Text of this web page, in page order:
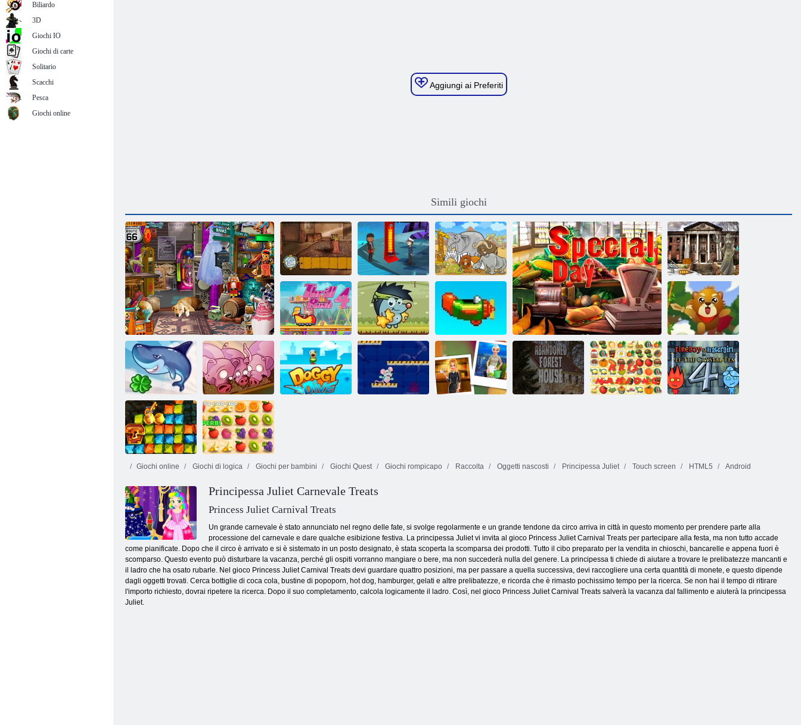
Aggiungi ai Preferiti
Simili giochi
Piccolo negozio di tesori
Gli Spiriti di
Kelley Famiglia
Bayou Isola
Trova 10
differenze
Università
abbandonata
HTML5 Escape
Thrill Rush 4 Mele Sboschik Ripetere Squirrel Eroe
Shark Volare
Run, Maiale,
Run
Caccia al tesoro
corsa all'oro
Dash Juicy
Giochi online Giochi di logica Giochi per bambini Giochi Quest Giochi rompicapo Raccolta Oggetti nascosti Principessa Juliet Touch screen HTML5 Android
Principessa Juliet Carnevale Treats
Princess Juliet Carnival Treats
Un grande carnevale è stato annunciato nel regno delle fate, si svolge regolarmente e un grande tendone da circo arriva in città in questo momento per prendere parte alla
processione del carnevale e dare qualche esibizione festiva. La principessa Juliet vi invita al gioco Princess Juliet Carnival Treats per partecipare alla festa, ma non tutto accade
come pianificate. Dopo che il circo è arrivato e si è sistemato in un posto designato, è stata scoperta la scomparsa dei prodotti. Tutto il cibo preparato per la vendita in chioschi, bancarelle e appena fuori è
scomparso. Questo evento può disturbare la vacanza, perché gli ospiti vorranno mangiare o bere, ma non succederà nulla del genere. La principessa ti chiede di aiutare a trovare le prelibatezze mancanti e
il ladro che ha osato rubarle. Nel gioco Princess Juliet Carnival Treats devi guardare quattro posizioni, ma per passare a quella successiva, devi raccogliere una certa quantità di monete, e questo dipende
dagli oggetti trovati. Cerca bottiglie di coca cola, bustine di popoporn, hot dog, hamburger, gelati e altre prelibatezze, e ricorda che è rimasto pochissimo tempo per la ricerca. Se non hai il tempo di ritirare
l'importo richiesto, dovrai ripetere la ricerca. Dopo il suo completamento, calcola logicamente il ladro. Così, nel gioco Princess Juliet Carnival Treats salverà la vacanza dal fallimento e aiuterà la principessa
Juliet.
Biliardo
3D
Giochi IO
Giochi di carte
Solitario
Scacchi
Pesca
Giochi online